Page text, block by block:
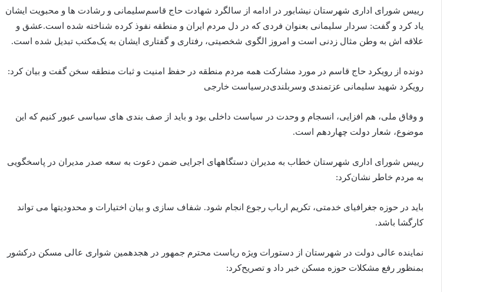
رییس شورای اداری شهرستان نیشابور در ادامه از سالگرد شهادت حاج قاسم‌سلیمانی و رشادت ها و محبویت ایشان
یاد کرد و گفت: سردار سلیمانی بعنوان فردی که در دل مردم ایران ‌و منطقه نفوذ کرده شناخته شده است.عشق و
علاقه اش به وطن مثال زدنی است و امروز الگوی شخصیتی، رفتاری و‌ گفتاری ایشان به یک‌مکتب تبدیل شده است.
دونده از رویکرد حاج قاسم در مورد مشارکت همه مردم منطقه در حفظ امنیت و‌ ثبات منطقه سخن گفت و بیان کرد:
رویکرد شهید سلیمانی عزتمندی و‌سربلندی‌در‌سیاست خارجی
و وفاق ملی، هم افزایی، انسجام و وحدت در سیاست داخلی بود و باید از صف بندی های سیاسی عبور کنیم که این
موضوع، شعار دولت چهاردهم است.
رییس شورای اداری شهرستان خطاب به مدیران دستگاههای اجرایی ضمن دعوت به سعه صدر مدیران در پاسخگویی
به مردم خاطر نشان‌کرد:
باید در حوزه جغرافیای خدمتی، تکریم ارباب رجوع انجام شود. شفاف سازی و بیان اختیارات و محدودیتها می تواند
کارگشا باشد.
نماینده عالی دولت در شهرستان از دستورات ویژه ریاست محترم جمهور در هجدهمین‌ شواری عالی مسکن در‌کشور
بمنظور رفع مشکلات حوزه مسکن خبر داد و تصریح‌کرد: